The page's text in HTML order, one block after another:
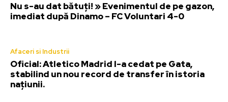
Nu s-au dat bătuți! » Evenimentul de pe gazon,
imediat după Dinamo – FC Voluntari 4-0
Afaceri si Industrii
Oficial: Atletico Madrid l-a cedat pe Gata,
stabilind un nou record de transfer în istoria
națiunii.